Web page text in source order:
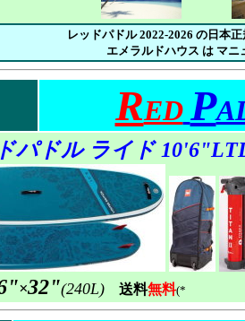
レッドパドル 2022-2026 の日本
エメラルドハウス は マニ
RED P
パドルライド10'6"
×32"(240L) 送料無料(*